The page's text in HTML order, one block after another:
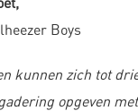
Boys
kunnen zich tot
opgeven